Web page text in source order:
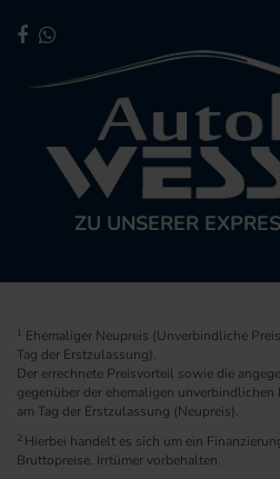
ZU UNSERER
1 Ehemaliger Neupreis (Unverbindliche
Tag der Erstzulassung).
Der errechnete Preisvorteil sowie die
gegenüber der ehemaligen
am Tag der Erstzulassung (Neupreis).
2 Hierbei handelt es sich um ein
Bruttopreise. Irrtümer vorbehalten.